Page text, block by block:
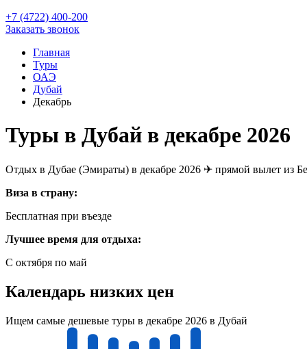
+7 (4722) 400-200
Заказать звонок
Главная
Туры
ОАЭ
Дубай
Декабрь
Туры в Дубай в декабре 2026
Отдых в Дубае (Эмираты) в декабре 2026 ✈ прямой вылет из
Виза в страну:
Бесплатная при въезде
Лучшее время для отдыха:
C октября по май
Календарь низких цен
Ищем самые дешевые туры в декабре 2026 в Дубай